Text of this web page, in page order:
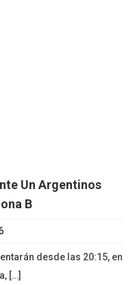
Un Argentinos
B
desde las 20:15, en
[…]